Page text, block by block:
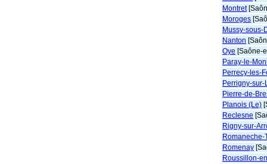
Montret
Moroges
Mussy-sous-
Nanton
Oye [Saône-
Paray-le-
Perrecy-les-
Perrigny-sur-
Pierre-de-
Planois (Le)
Reclesne
Rigny-sur-
Romaneche-
Romenay
Roussillon-